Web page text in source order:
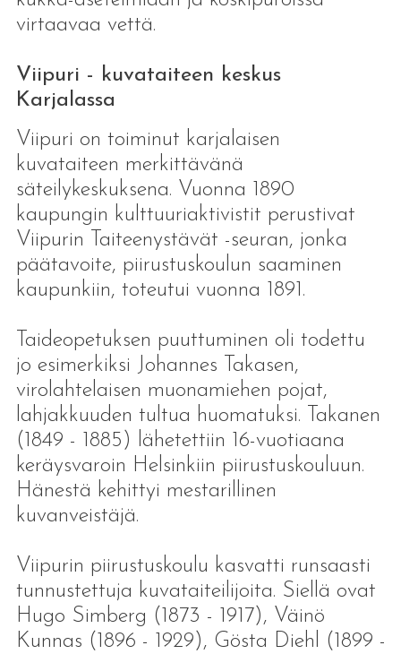
virtaavaa vettä.
Viipuri - kuvataiteen keskus
Karjalassa
Viipuri on toiminut karjalaisen
kuvataiteen merkittävänä
säteilykeskuksena. Vuonna 1890
kaupungin kulttuuriaktivistit perustivat
Viipurin Taiteenystävät -seuran, jonka
päätavoite, piirustuskoulun saaminen
kaupunkiin, toteutui vuonna 1891.
Taideopetuksen puuttuminen oli todettu
jo esimerkiksi Johannes Takasen,
virolahtelaisen muonamiehen pojat,
lahjakkuuden tultua huomatuksi. Takanen
(1849 - 1885) lähetettiin 16-vuotiaana
keräysvaroin Helsinkiin piirustuskouluun.
Hänestä kehittyi mestarillinen
kuvanveistäjä.
Viipurin piirustuskoulu kasvatti runsaasti
tunnustettuja kuvataiteilijoita. Siellä ovat
Hugo Simberg (1873 - 1917), Väinö
Kunnas (1896 - 1929), Gösta Diehl (1899 -